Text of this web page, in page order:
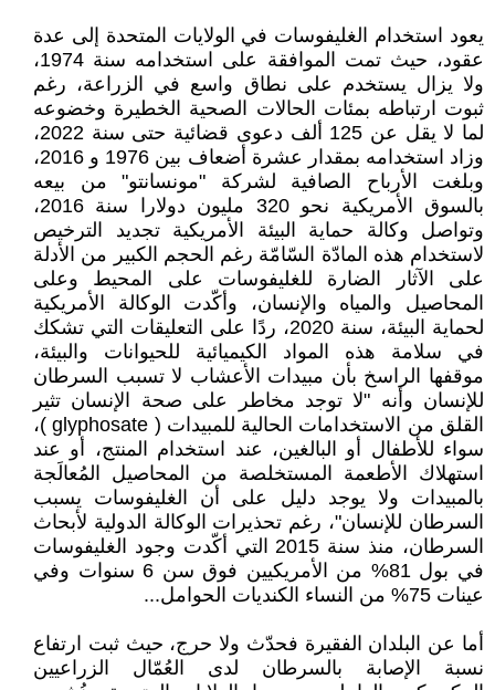
يعود استخدام الغليفوسات في الولايات المتحدة إلى عدة
عقود، حيث تمت الموافقة على استخدامه سنة 1974،
ولا يزال يستخدم على نطاق واسع في الزراعة، رغم
ثبوت ارتباطه بمئات الحالات الصحية الخطيرة وخضوعه
لما لا يقل عن 125 ألف دعوى قضائية حتى سنة 2022،
وزاد استخدامه بمقدار عشرة أضعاف بين 1976 و 2016،
وبلغت الأرباح الصافية لشركة "مونسانتو" من بيعه
بالسوق الأمريكية نحو 320 مليون دولارا سنة 2016،
وتواصل وكالة حماية البيئة الأمريكية تجديد الترخيص
لاستخدام هذه المادّة السّامّة رغم الحجم الكبير من الأدلة
على الآثار الضارة للغليفوسات على المحيط وعلى
المحاصيل والمياه والإنسان، وأكّدت الوكالة الأمريكية
لحماية البيئة، سنة 2020، ردًا على التعليقات التي تشكك
في سلامة هذه المواد الكيميائية للحيوانات والبيئة،
موقفها الراسخ بأن مبيدات الأعشاب لا تسبب السرطان
للإنسان وأنه "لا توجد مخاطر على صحة الإنسان تثير
القلق من الاستخدامات الحالية للمبيدات ( glyphosate )،
سواء للأطفال أو البالغين، عند استخدام المنتج، أو عند
استهلاك الأطعمة المستخلصة من المحاصيل المُعالَجة
بالمبيدات ولا يوجد دليل على أن الغليفوسات يسبب
السرطان للإنسان"، رغم تحذيرات الوكالة الدولية لأبحاث
السرطان، منذ سنة 2015 التي أكّدت وجود الغليفوسات
في بول 81% من الأمريكيين فوق سن 6 سنوات وفي
عينات 75% من النساء الكنديات الحوامل...
أما عن البلدان الفقيرة فحدّث ولا حرج، حيث ثبت ارتفاع
نسبة الإصابة بالسرطان لدى العُمّال الزراعيين